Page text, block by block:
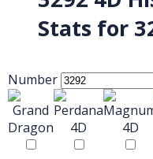
Stats for
Number